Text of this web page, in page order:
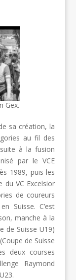
Gex.
sa création, la
au fil des
à la fusion
par le VCE
1989, puis les
du VC Excelsior
de coureurs
Suisse. C’est
manche à la
de Suisse U19)
de Suisse
deux courses
Raymond